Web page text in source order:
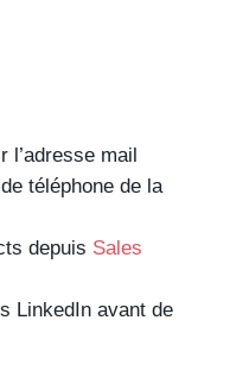
mail
téléphone de la
depuis Sales
LinkedIn avant de